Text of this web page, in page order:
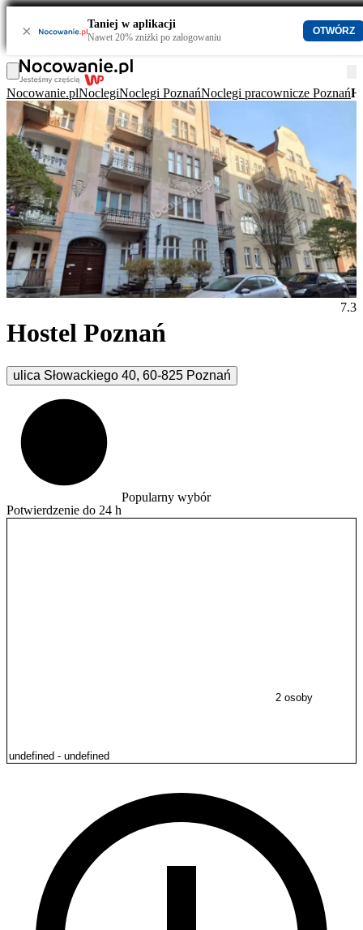
× Taniej w aplikacji
Nawet 20% zniżki po zalogowaniu
OTWÓRZ
Nocowanie.plNoclegiNoclegi PoznańNoclegi pracownicze Poznań
Hostel Poznań
ulica Słowackiego 40, 60-825 Poznań
7.3
Potwierdzenie do 24 h
Popularny wybór
2 osoby